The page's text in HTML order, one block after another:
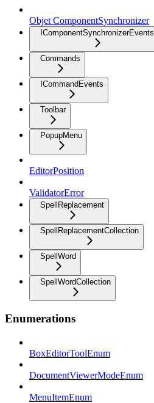
Objet ComponentSynchronizer
IComponentSynchronizerEvents
Commands
ICommandEvents
Toolbar
PopupMenu
EditorPosition
ValidatorError
SpellReplacement
SpellReplacementCollection
SpellWord
SpellWordCollection
Enumerations
BoxEditorToolEnum
DocumentViewerModeEnum
MenuItemEnum